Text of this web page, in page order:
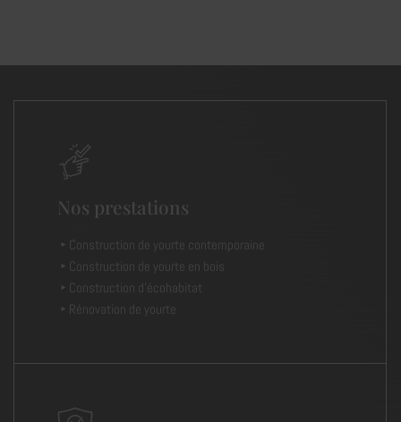
Nos prestations
Construction de yourte contemporaine
Construction de yourte en bois
Construction d’écohabitat
Rénovation de yourte